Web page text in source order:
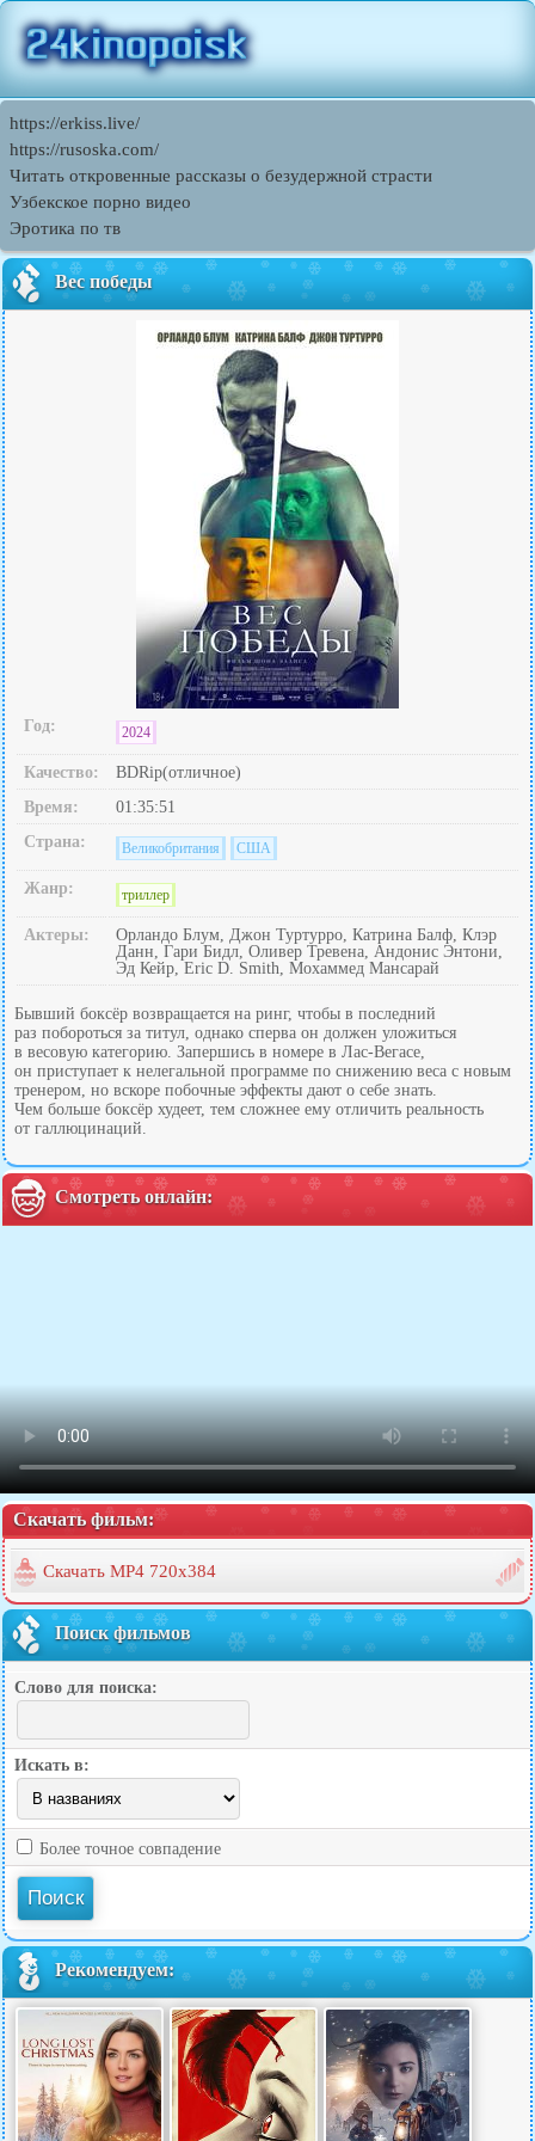
https://erkiss.live/
https://rusoska.com/
Читать откровенные рассказы о безудержной страсти
Узбекское порно видео
Эротика по тв
Вес победы
Год: 2024
Качество:
BDRip(отличное)
Время:
01:35:51
Страна:
Великобритания США
Жанр: триллер
Актеры:
Орландо Блум, Джон Туртурро, Катрина Балф, Клэр
Данн, Гари Бидл, Оливер Тревена, Андонис Энтони,
Эд Кейр, Eric D. Smith, Мохаммед Мансарай
Бывший боксёр возвращается на ринг, чтобы в последний
раз побороться за титул, однако сперва он должен уложиться
в весовую категорию. Запершись в номере в Лас-Вегасе,
он приступает к нелегальной программе по снижению веса с новым
тренером, но вскоре побочные эффекты дают о себе знать.
Чем больше боксёр худеет, тем сложнее ему отличить реальность
от галлюцинаций.
Смотреть онлайн:
Скачать фильм:
Скачать MP4 720x384
Поиск фильмов
Слово для поиска:
Искать в:
Более точное совпадение
Рекомендуем: